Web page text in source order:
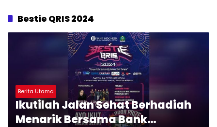
Bestie QRIS 2024
Berita Utama
Ikutilah Jalan Sehat Berhadiah
Menarik Bersama Bank